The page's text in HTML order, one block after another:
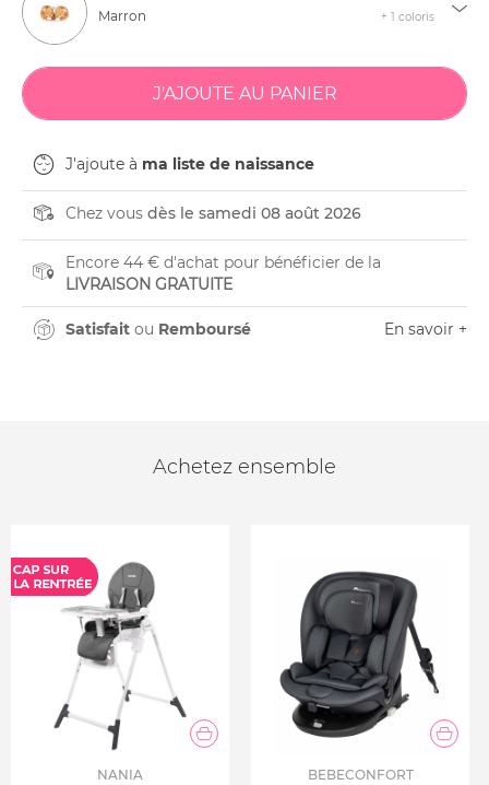
Marron + 1 coloris
J'ajoute à ma liste de naissance
Chez vous dès le samedi 08 août 2026
Encore 44 € d'achat pour bénéficier de la
LIVRAISON GRATUITE
Satisfait ou Remboursé En savoir +
Achetez ensemble
NANIA BEBECONFORT